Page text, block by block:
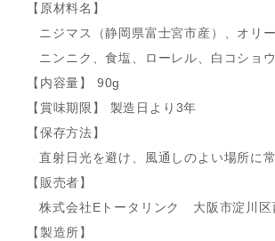
【原材料名】
ニジマス（静岡県富士宮市産）、オリー
ニンニク、食塩、ローレル、白コショ
【内容量】 90g
【賞味期限】 製造日より3年
【保存方法】
直射日光を避け、風通しのよい場所に
【販売者】
株式会社Eトータリンク 大阪市淀川区
【製造所】